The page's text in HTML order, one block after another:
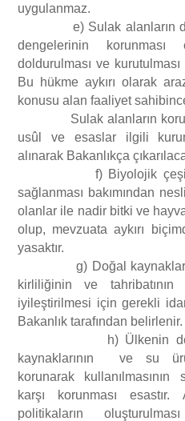
uygulanmaz.
e) Sulak alanların
dengelerinin korunması
doldurulması ve
Bu hükme aykırı olarak
konusu alan faaliyet
Sulak alanların
usûl ve esaslar ilgili
alınarak Bakanlıkça
f) Biyolojik
sağlanması bakımından
olanlar ile nadir bitki ve
olup, mevzuata aykırı
yasaktır.
g) Doğal kaynakların
kirliliğinin ve
iyileştirilmesi için gerekli
Bakanlık tarafından belirlenir.
h) Ülkenin deniz,
kaynaklarının ve su
korunarak
karşı korunması
politikaların